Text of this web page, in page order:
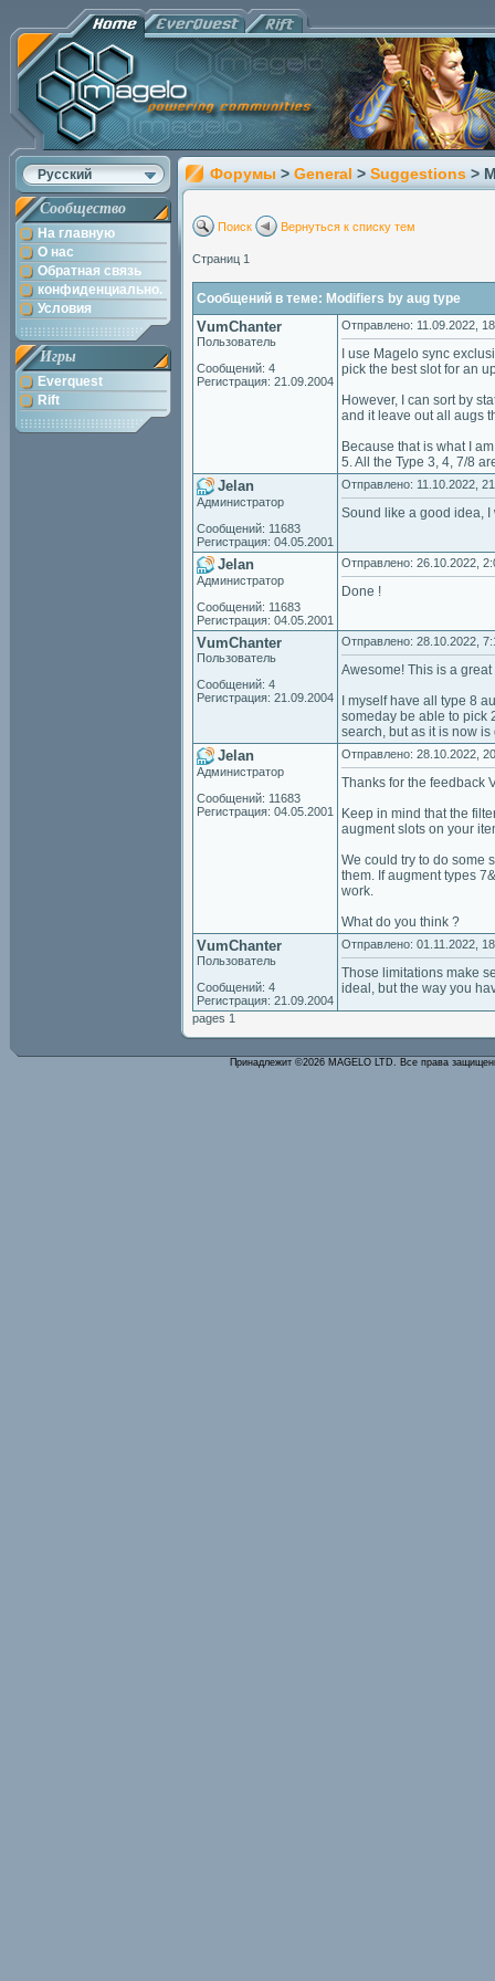
Русский
Сообщество
На главную
О нас
Обратная связь
конфиденциально.
Условия
Игры
Everquest
Rift
Форумы > General > Suggestions >
Поиск Вернуться к списку тем
Страниц 1
Сообщений в теме: Modifiers by aug type
VumChanter
Пользователь
Сообщений: 4
Регистрация: 21.09.2004
Отправлено: 11.09.2022,
I use Magelo sync
pick the best slot for an
However, I can sort by
and it leave out all augs
Because that is what I
5. All the Type 3, 4, 7/8
Jelan
Администратор
Сообщений: 11683
Регистрация: 04.05.2001
Отправлено: 11.10.2022,
Sound like a good idea,
Jelan
Администратор
Сообщений: 11683
Регистрация: 04.05.2001
Отправлено: 26.10.2022,
Done !
VumChanter
Пользователь
Сообщений: 4
Регистрация: 21.09.2004
Отправлено: 28.10.2022,
Awesome! This is a
I myself have all type 8
someday be able to pick
search, but as it is now is
Jelan
Администратор
Сообщений: 11683
Регистрация: 04.05.2001
Отправлено: 28.10.2022,
Thanks for the feedback
Keep in mind that the
augment slots on your
We could try to do some
them. If augment types
work.
What do you think ?
VumChanter
Пользователь
Сообщений: 4
Регистрация: 21.09.2004
Отправлено: 01.11.2022,
Those limitations make
ideal, but the way you
pages 1
Принадлежит ©2026 MAGELO LTD. Все права